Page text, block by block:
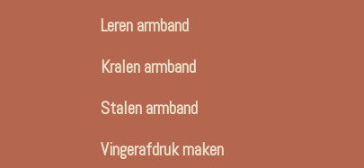
Leren armband
Kralen armband
Stalen armband
Vingerafdruk maken